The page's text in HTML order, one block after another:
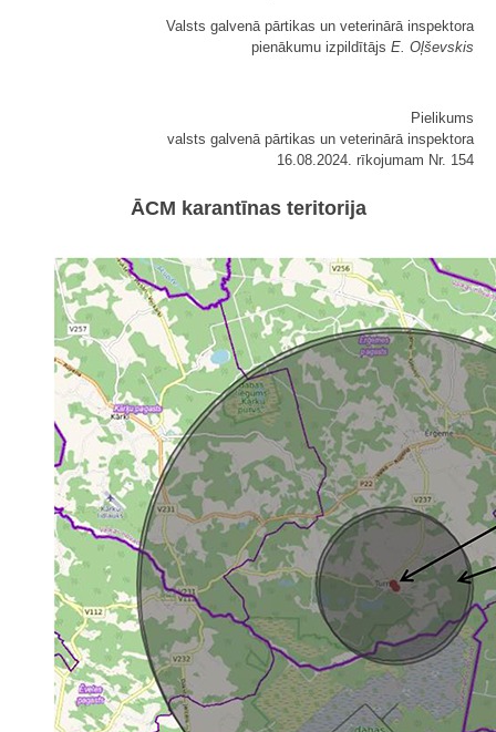
Valsts galvenā pārtikas un veterinārā inspektora
pienākumu izpildītājs E. Oļševskis
Pielikums
valsts galvenā pārtikas un veterinārā inspektora
16.08.2024. rīkojumam Nr. 154
ĀCM karantīnas teritorija